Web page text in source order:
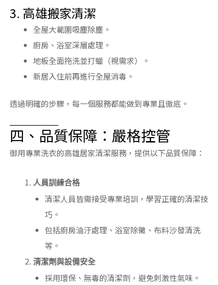
3. 高雄搬家清潔
全屋大範圍吸塵除塵。
廚房、浴室深層處理。
地板全面拖洗並打蠟（視需求）。
新居入住前再進行全屋消毒。
透過明確的步驟，每一個服務都能做到專業且徹底。
四、品質保障：嚴格控管
御用專業洗衣的高雄居家清潔服務，提供以下品質保障：
人員訓練合格
清潔人員皆需接受專業培訓，學習正確的清潔技
巧。
包括廚房油汙處理、浴室除黴、布料沙發清洗
等。
清潔劑與設備安全
採用環保、無毒的清潔劑，避免刺激性氣味。